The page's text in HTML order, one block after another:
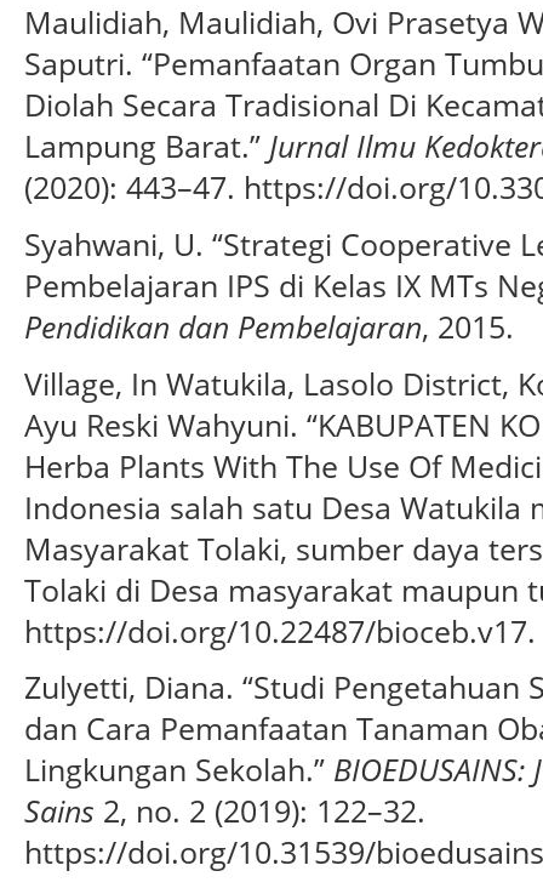
Maulidiah, Maulidiah, Ovi Prasetya
Saputri. “Pemanfaatan Organ
Diolah Secara Tradisional Di
Lampung Barat.” Jurnal Ilmu
(2020): 443–47. https://doi.org/
Syahwani, U. “Strategi Cooperative
Pembelajaran IPS di Kelas IX MTs
Pendidikan dan Pembelajaran, 2015.
Village, In Watukila, Lasolo District,
Ayu Reski Wahyuni. “KABUPATEN
Herba Plants With The Use Of
Indonesia salah satu Desa Watukila
Masyarakat Tolaki, sumber daya
Tolaki di Desa masyarakat maupun
https://doi.org/10.22487/bioceb.v17.
Zulyetti, Diana. “Studi Pengetahuan
dan Cara Pemanfaatan Tanaman
Lingkungan Sekolah.”
Sains 2, no. 2 (2019): 122–32.
https://doi.org/10.31539/